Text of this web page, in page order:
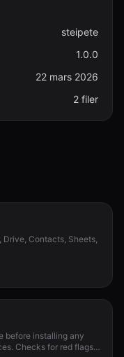
steipete
1.0.0
22 mars 2026
2 filer
Drive, Contacts, Sheets,
before installing any
Checks for red flags,